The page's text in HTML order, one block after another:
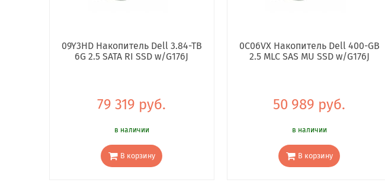
09Y3HD Накопитель Dell 3.84-TB
6G 2.5 SATA RI SSD w/G176J
79 319 руб.
в наличии
В корзину
0C06VX Накопитель Dell 400-GB
2.5 MLC SAS MU SSD w/G176J
50 989 руб.
в наличии
В корзину